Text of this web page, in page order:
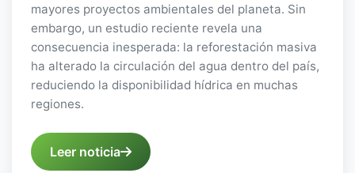
mayores proyectos ambientales del planeta. Sin
embargo, un estudio reciente revela una
consecuencia inesperada: la reforestación masiva
ha alterado la circulación del agua dentro del país,
reduciendo la disponibilidad hídrica en muchas
regiones.
Leer noticia